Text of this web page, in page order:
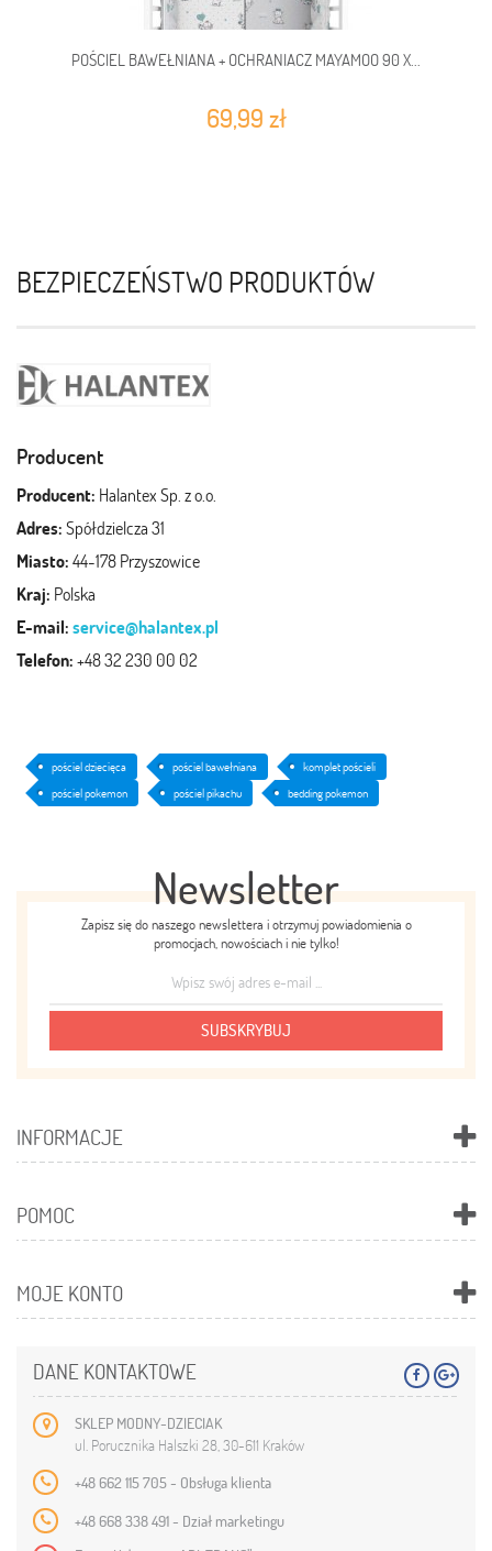
POŚCIEL BAWEŁNIANA + OCHRANIACZ MAYAMOO 90 X...
69,99 zł
BEZPIECZEŃSTWO PRODUKTÓW
Producent
Producent: Halantex Sp. z o.o.
Adres:Spółdzielcza 31
Miasto:44-178 Przyszowice
Kraj: Polska
E-mail:service@halantex.pl
Telefon:+48 32 230 00 02
pościel dziecięca pościel bawełniana
komplet pościeli
pościel pokemon
pościel pikachu bedding pokemon
Newsletter
Zapisz się do naszego newslettera i otrzymuj powiadomienia o
promocjach, nowościach i nie tylko!
SUBSKRYBUJ
INFORMACJE
POMOC
MOJE KONTO
DANE KONTAKTOWE
SKLEP MODNY-DZIECIAK
ul. Porucznika Halszki 28, 30-611 Kraków
+48 662 115 705 - Obsługa klienta
+48 668 338 491 - Dział marketingu